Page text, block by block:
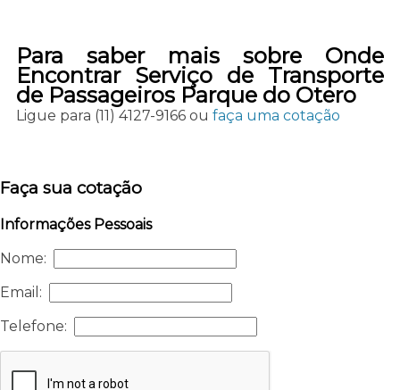
Para saber mais sobre Onde
Encontrar Serviço de Transporte
de Passageiros Parque do Otero
Ligue para (11) 4127-9166ou faça uma cotação
Faça sua cotação
Informações Pessoais
Nome:
Email:
Telefone: